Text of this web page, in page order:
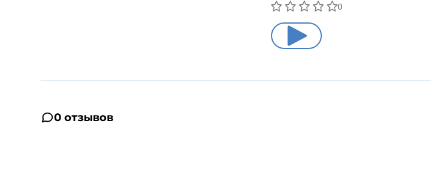
0
0 отзывов